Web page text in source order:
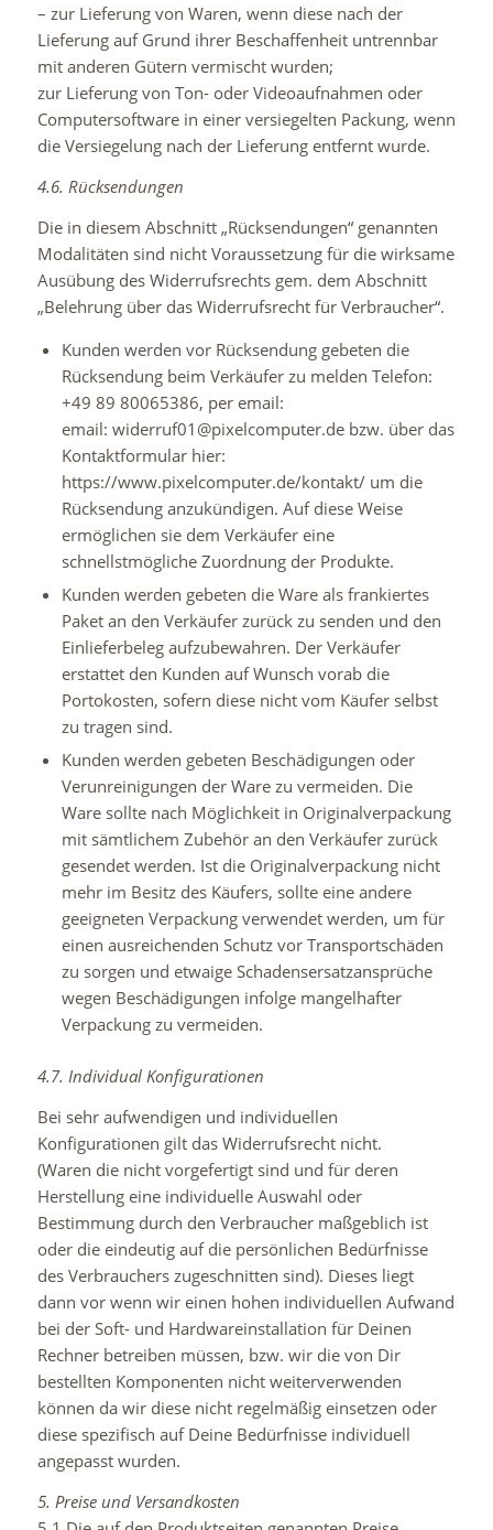
– zur Lieferung von Waren, wenn diese nach der
Lieferung auf Grund ihrer Beschaffenheit untrennbar
mit anderen Gütern vermischt wurden;
zur Lieferung von Ton- oder Videoaufnahmen oder
Computersoftware in einer versiegelten Packung, wenn
die Versiegelung nach der Lieferung entfernt wurde.
4.6. Rücksendungen
Die in diesem Abschnitt „Rücksendungen“ genannten
Modalitäten sind nicht Voraussetzung für die wirksame
Ausübung des Widerrufsrechts gem. dem Abschnitt
„Belehrung über das Widerrufsrecht für Verbraucher“.
Kunden werden vor Rücksendung gebeten die
Rücksendung beim Verkäufer zu melden Telefon:
+49 89 80065386, per email:
email: widerruf01@pixelcomputer.de bzw. über das
Kontaktformular hier:
https://www.pixelcomputer.de/kontakt/ um die
Rücksendung anzukündigen. Auf diese Weise
ermöglichen sie dem Verkäufer eine
schnellstmögliche Zuordnung der Produkte.
Kunden werden gebeten die Ware als frankiertes
Paket an den Verkäufer zurück zu senden und den
Einlieferbeleg aufzubewahren. Der Verkäufer
erstattet den Kunden auf Wunsch vorab die
Portokosten, sofern diese nicht vom Käufer selbst
zu tragen sind.
Kunden werden gebeten Beschädigungen oder
Verunreinigungen der Ware zu vermeiden. Die
Ware sollte nach Möglichkeit in Originalverpackung
mit sämtlichem Zubehör an den Verkäufer zurück
gesendet werden. Ist die Originalverpackung nicht
mehr im Besitz des Käufers, sollte eine andere
geeigneten Verpackung verwendet werden, um für
einen ausreichenden Schutz vor Transportschäden
zu sorgen und etwaige Schadensersatzansprüche
wegen Beschädigungen infolge mangelhafter
Verpackung zu vermeiden.
4.7. Individual Konfigurationen
Bei sehr aufwendigen und individuellen
Konfigurationen gilt das Widerrufsrecht nicht.
(Waren die nicht vorgefertigt sind und für deren
Herstellung eine individuelle Auswahl oder
Bestimmung durch den Verbraucher maßgeblich ist
oder die eindeutig auf die persönlichen Bedürfnisse
des Verbrauchers zugeschnitten sind). Dieses liegt
dann vor wenn wir einen hohen individuellen Aufwand
bei der Soft- und Hardwareinstallation für Deinen
Rechner betreiben müssen, bzw. wir die von Dir
bestellten Komponenten nicht weiterverwenden
können da wir diese nicht regelmäßig einsetzen oder
diese spezifisch auf Deine Bedürfnisse individuell
angepasst wurden.
5. Preise und Versandkosten